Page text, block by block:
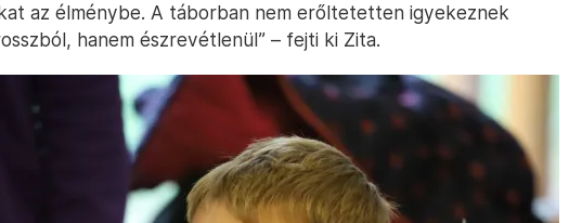
az élménybe. A táborban nem erőltetetten igyekeznek
hanem észrevétlenül” – fejti ki Zita.